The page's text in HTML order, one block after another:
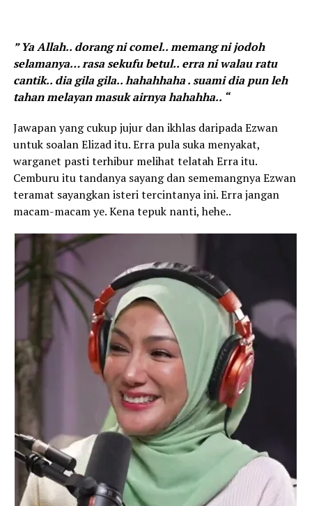
” Ya Allah.. dorang ni comel.. memang ni jodoh
selamanya… rasa sekufu betul.. erra ni walau ratu
cantik.. dia gila gila.. hahahhaha . suami dia pun leh
tahan melayan masuk airnya hahahha.. “
Jawapan yang cukup jujur dan ikhlas daripada Ezwan
untuk soalan Elizad itu. Erra pula suka menyakat,
warganet pasti terhibur melihat telatah Erra itu.
Cemburu itu tandanya sayang dan sememangnya Ezwan
teramat sayangkan isteri tercintanya ini. Erra jangan
macam-macam ye. Kena tepuk nanti, hehe..